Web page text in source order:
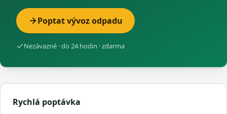
Poptat vývoz odpadu
Nezávazné · do 24 hodin · zdarma
Rychlá poptávka